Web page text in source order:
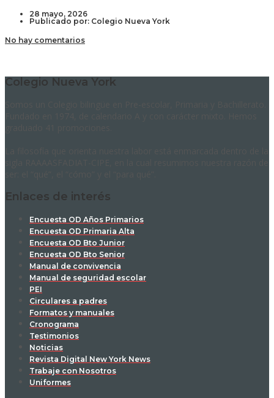
28 mayo, 2026
Publicado por: Colegio Nueva York
No hay comentarios
Colegio Nueva York
Enlaces de interés
Encuesta OD Años Primarios
Encuesta OD Primaria Alta
Encuesta OD Bto Junior
Encuesta OD Bto Senior
Manual de convivencia
Manual de seguridad escolar
PEI
Circulares a padres
Formatos y manuales
Cronograma
Testimonios
Noticias
Revista Digital New York News
Trabaje con Nosotros
Uniformes